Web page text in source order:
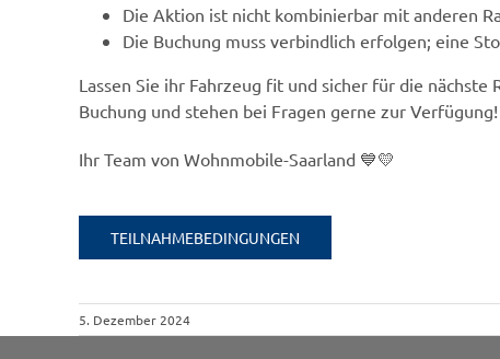
Die Aktion ist nicht kombinierbar mit anderen
Die Buchung muss verbindlich erfolgen; eine
Lassen Sie ihr Fahrzeug fit und sicher für die
Buchung und stehen bei Fragen gerne zur Verfügung!
Ihr Team von Wohnmobile-Saarland 💙💛
TEILNAHMEBEDINGUNGEN
5. Dezember 2024